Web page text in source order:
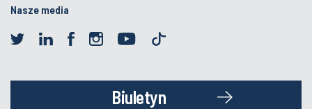
Nasze media
Biuletyn